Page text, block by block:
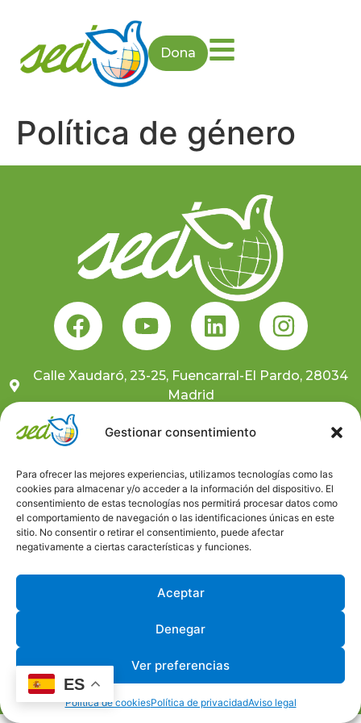
Gestionar consentimiento
Para ofrecer las mejores experiencias, utilizamos tecnologías como las
cookies para almacenar y/o acceder a la información del dispositivo. El
consentimiento de estas tecnologías nos permitirá procesar datos como
el comportamiento de navegación o las identificaciones únicas en este
sitio. No consentir o retirar el consentimiento, puede afectar
negativamente a ciertas características y funciones.
Aceptar
Denegar
Ver preferencias
Política de cookiesPolítica de privacidadAviso legal
Dona
Política de género
Calle Xaudaró, 23-25, Fuencarral-El Pardo, 28034
Madrid
Suscríbete a nuestra newsletter
Canal ético
Desarrollado por © Universo GlobalEduca
Aviso LegalPolítica de PrivacidadPolítica de Cookies
ES